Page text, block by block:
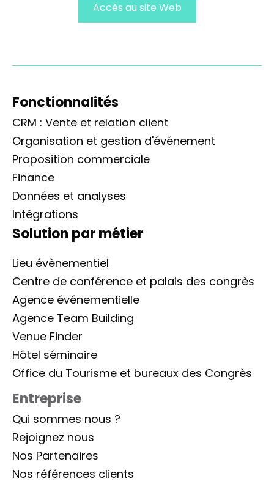
Accès au site Web
Fonctionnalités
CRM : Vente et relation client
Organisation et gestion d'événement
Proposition commerciale
Finance
Données et analyses
Intégrations
Solution par métier
Lieu évènementiel
Centre de conférence et palais des congrès
Agence événementielle
Agence Team Building
Venue Finder
Hôtel séminaire
Office du Tourisme et bureaux des Congrès
Entreprise
Qui sommes nous ?
Rejoignez nous
Nos Partenaires
Nos références clients